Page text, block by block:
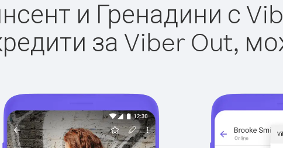
и Гренадини с
за Viber Out,